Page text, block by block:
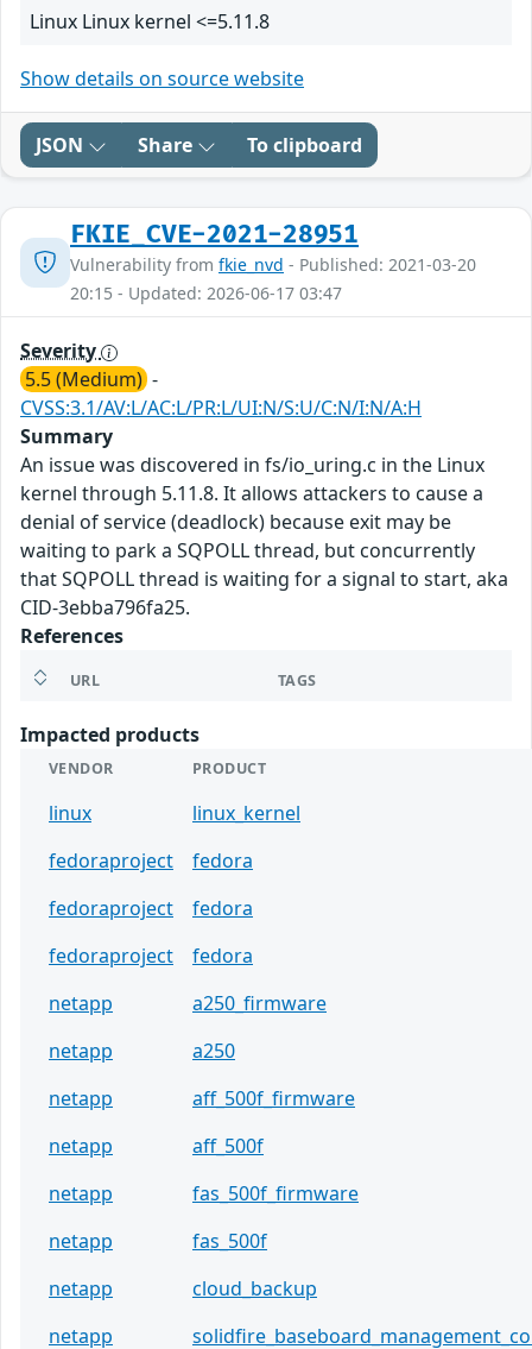
Linux Linux kernel <=5.11.8
Show details on source website
JSON Share To clipboard
FKIE_CVE-2021-28951
Vulnerability from fkie_nvd - Published: 2021-03-20
20:15 - Updated: 2026-06-17 03:47
Severity
5.5 (Medium) -
CVSS:3.1/AV:L/AC:L/PR:L/UI:N/S:U/C:N/I:N/A:H
Summary
An issue was discovered in fs/io_uring.c in the Linux
kernel through 5.11.8. It allows attackers to cause a
denial of service (deadlock) because exit may be
waiting to park a SQPOLL thread, but concurrently
that SQPOLL thread is waiting for a signal to start, aka
CID-3ebba796fa25.
References
URL TAGS
Impacted products
VENDOR PRODUCT
linux
linux_kernel
fedoraproject
fedora
fedoraproject
fedora
fedoraproject
fedora
netapp
a250_firmware
netapp
a250
netapp
aff_500f_firmware
netapp
aff_500f
netapp
fas_500f_firmware
netapp
fas_500f
netapp
cloud_backup
netapp